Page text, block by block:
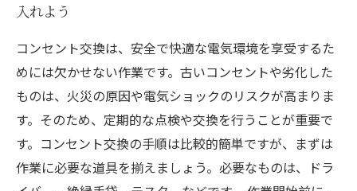
入れよう
コンセント交換は、安全で快適な電気環境を享受するた
めには欠かせない作業です。古いコンセントや劣化した
ものは、火災の原因や電気ショックのリスクが高まりま
す。そのため、定期的な点検や交換を行うことが重要で
す。コンセント交換の手順は比較的簡単ですが、まずは
作業に必要な道具を揃えましょう。必要なものは、ドラ